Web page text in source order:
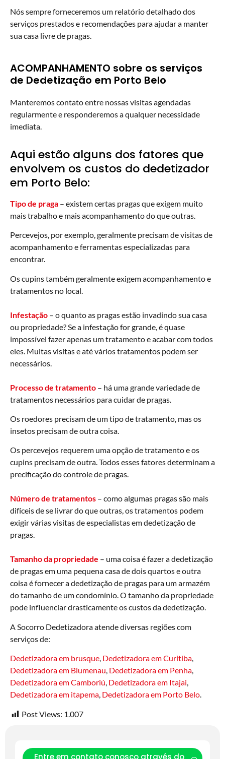
Nós sempre forneceremos um relatório detalhado dos
serviços prestados e recomendações para ajudar a manter
sua casa livre de pragas.
ACOMPANHAMENTO sobre os serviços
de Dedetização em Porto Belo
Manteremos contato entre nossas visitas agendadas
regularmente e responderemos a qualquer necessidade
imediata.
Aqui estão alguns dos fatores que
envolvem os custos do dedetizador
em Porto Belo:
Tipo de praga – existem certas pragas que exigem muito
mais trabalho e mais acompanhamento do que outras.
Percevejos, por exemplo, geralmente precisam de visitas de
acompanhamento e ferramentas especializadas para
encontrar.
Os cupins também geralmente exigem acompanhamento e
tratamentos no local.
Infestação – o quanto as pragas estão invadindo sua casa
ou propriedade? Se a infestação for grande, é quase
impossível fazer apenas um tratamento e acabar com todos
eles. Muitas visitas e até vários tratamentos podem ser
necessários.
Processo de tratamento – há uma grande variedade de
tratamentos necessários para cuidar de pragas.
Os roedores precisam de um tipo de tratamento, mas os
insetos precisam de outra coisa.
Os percevejos requerem uma opção de tratamento e os
cupins precisam de outra. Todos esses fatores determinam a
precificação do controle de pragas.
Número de tratamentos – como algumas pragas são mais
difíceis de se livrar do que outras, os tratamentos podem
exigir várias visitas de especialistas em dedetização de
pragas.
Tamanho da propriedade – uma coisa é fazer a dedetização
de pragas em uma pequena casa de dois quartos e outra
coisa é fornecer a dedetização de pragas para um armazém
do tamanho de um condomínio. O tamanho da propriedade
pode influenciar drasticamente os custos da dedetização.
A Socorro Dedetizadora atende diversas regiões com
serviços de:
Dedetizadora em brusque, Dedetizadora em Curitiba,
Dedetizadora em Blumenau, Dedetizadora em Penha,
Dedetizadora em Camboriú, Dedetizadora em Itajai,
Dedetizadora em itapema, Dedetizadora em Porto Belo.
Post Views: 1.007
Entre em contato conosco através do